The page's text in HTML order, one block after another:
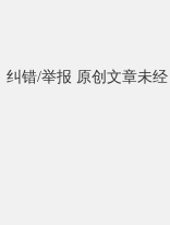
纠错/举报 原创文章未经